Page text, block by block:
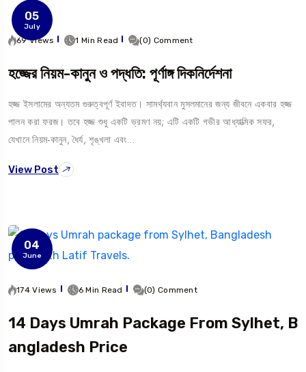
05
July
69 Views 1 Min Read (0) Comment
হজ্জের নিয়ম-কানুন ও পদ্ধতি: পূর্ণাঙ্গ দিকনির্দেশনা
হজ্জ ইসলামের অন্যতম গুরুত্বপূর্ণ ইবাদত। সামর্থ্যবান মুসলমানের জন্য জীবনে একবার হজ্জ
পালন করা ফরজ। তবে হজ্জ শুধু একটি ভ্রমণ নয়; এটি একটি গভীর আধ্যাত্মিক সফর,
যেখানে নিয়ম-কানুন, ধৈর্য, শৃঙ্খলা এবং…
View Post
04
June
174 Views 6 Min Read (0) Comment
14 Days Umrah Package From Sylhet, B
Angladesh Price